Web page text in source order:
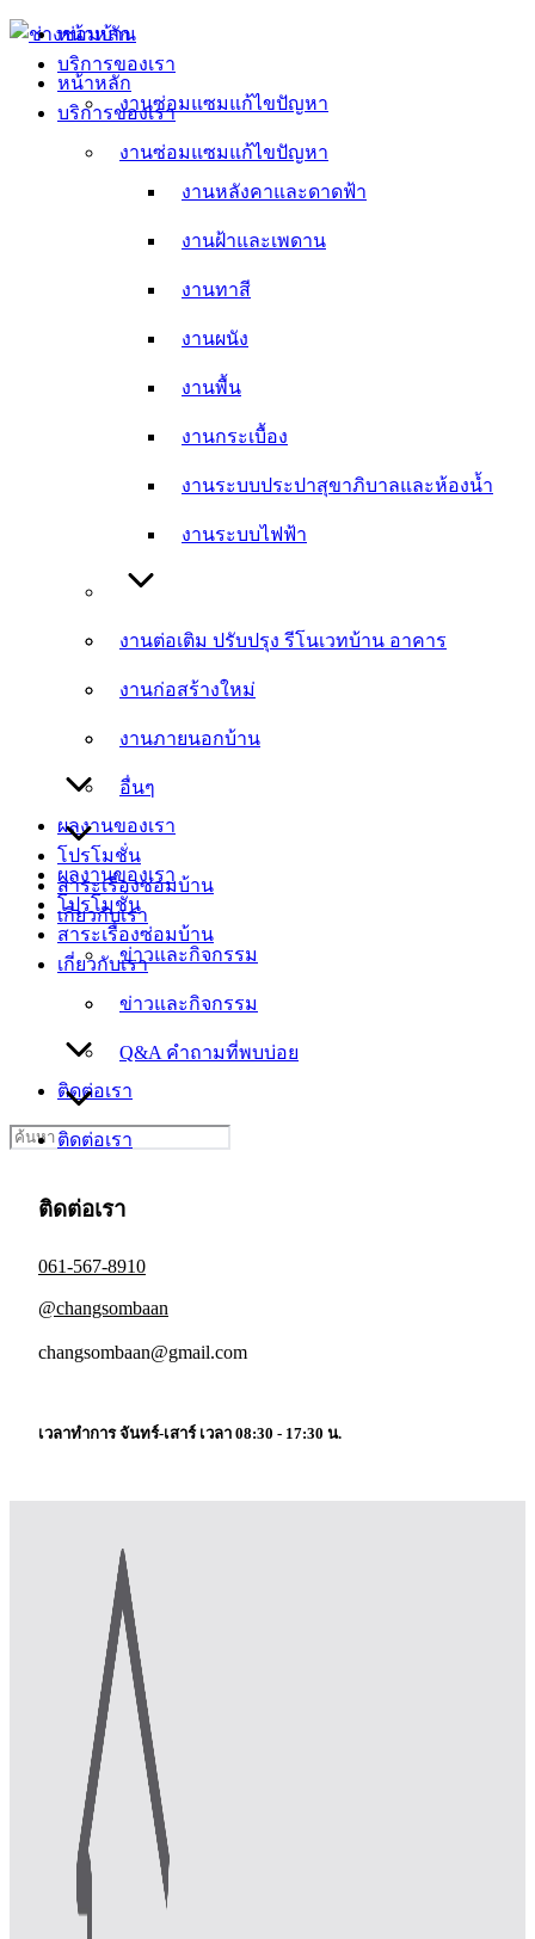
Skip
content
หน้าหลัก
บริการของเรา
งานซ่อมแซมแก้ไขปัญหา
งานหลังคาและดาดฟ้า
งานฝ้าและเพดาน
งานทาสี
งานผนัง
งานพื้น
งานกระเบื้อง
งานระบบประปาสุขาภิบาลและห้องน้ำ
งานระบบไฟฟ้า
งานต่อเติม ปรับปรุง รีโนเวทบ้าน อาคาร
งานก่อสร้างใหม่
งานภายนอกบ้าน
อื่นๆ
ผลงานของเรา
โปรโมชั่น
สาระเรื่องซ่อมบ้าน
เกี่ยวกับเรา
ข่าวและกิจกรรม
Q&A คำถามที่พบบ่อย
ติดต่อเรา
หน้าหลัก
บริการของเรา
งานซ่อมแซมแก้ไขปัญหา
งานหลังคาและดาดฟ้า
งานฝ้าและเพดาน
งานทาสี
งานผนัง
งานพื้น
งานกระเบื้อง
งานระบบประปาสุขาภิบาลและห้องน้ำ
งานระบบไฟฟ้า
งานต่อเติม ปรับปรุง รีโนเวทบ้าน อาคาร
งานก่อสร้างใหม่
งานภายนอกบ้าน
อื่นๆ
ผลงานของเรา
โปรโมชั่น
สาระเรื่องซ่อมบ้าน
เกี่ยวกับเรา
ข่าวและกิจกรรม
Q&A คำถามที่พบบ่อย
ติดต่อเรา
Search
for:
ติดต่อเรา
061-567-8910
@changsombaan
changsombaan@gmail.com
เวลาทำการ จันทร์-เสาร์ เวลา 08:30 - 17:30 น.